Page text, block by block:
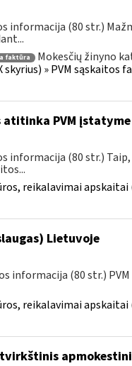
informacija (80 str.)
faktūra
Mokesčių žinyno
» PVM sąskaitos
atitinka PVM įstatyme
informacija (80 str.)
reikalavimai apskaitai
Lietuvoje
informacija (80 str.)
reikalavimai apskaitai